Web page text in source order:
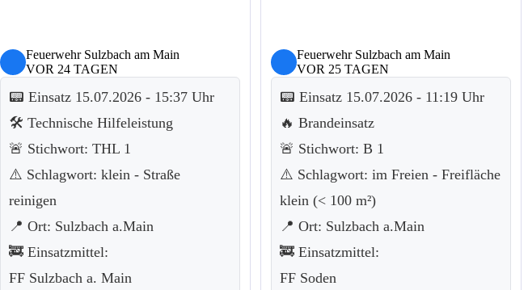
Feuerwehr Sulzbach am Main
VOR 24 TAGEN
📟 Einsatz 15.07.2026 - 15:37 Uhr
🛠️ Technische Hilfeleistung
🚨 Stichwort: THL 1
⚠️ Schlagwort: klein - Straße
reinigen
📍 Ort: Sulzbach a.Main
🚒 Einsatzmittel:
FF Sulzbach a. Main
Feuerwehr Sulzbach am Main
VOR 25 TAGEN
📟 Einsatz 15.07.2026 - 11:19 Uhr
🔥 Brandeinsatz
🚨 Stichwort: B 1
⚠️ Schlagwort: im Freien - Freifläche
klein (< 100 m²)
📍 Ort: Sulzbach a.Main
🚒 Einsatzmittel:
FF Soden